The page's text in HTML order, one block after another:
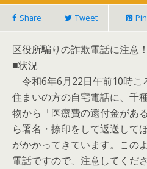
Share Tweet Pin
区役所騙りの詐欺電話に注意！
■状況
令和6年6月22日午前10時こ
住まいの方の自宅電話に、千
物から「医療費の還付金があ
ら署名・捺印をして返送して
がかかってきています。この
電話ですので、注意してくださ